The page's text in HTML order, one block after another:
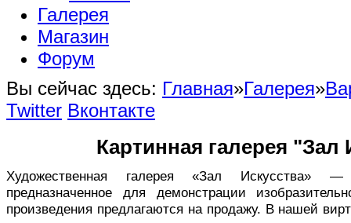
Галерея
Магазин
Форум
Вы сейчас здесь: Главная»Галерея»
Twitter Вконтакте
Картинная галерея "Зал
Художественная галерея «Зал Искусства» —
предназначенное для демонстрации
произведения предлагаются на продажу. В нашей